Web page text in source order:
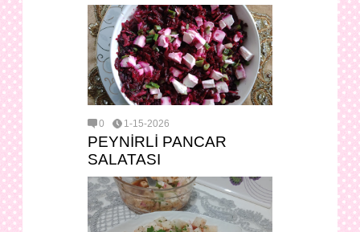
0 1-15-2026
PEYNİRLİ PANCAR
SALATASI